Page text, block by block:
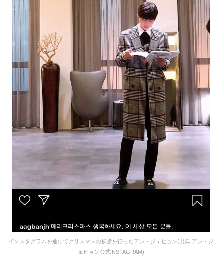
インスタグラムを通じてクリスマスの挨拶を行ったアン・ジェヒョン(出典:アン・ジ
ェヒョン公式INSTAGRAM)